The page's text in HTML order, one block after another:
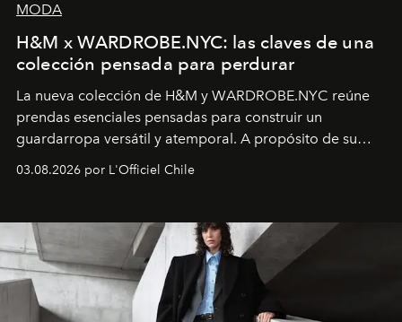
MODA
H&M x WARDROBE.NYC: las claves de una
colección pensada para perdurar
La nueva colección de H&M y WARDROBE.NYC reúne
prendas esenciales pensadas para construir un
guardarropa versátil y atemporal. A propósito de su
lanzamiento, los fundadores de la firma neoyorquina y
la asesora creativa y jefa de diseño global de la marca
y la filosofía detrás de la propuesta.
03.08.2026 por L'Officiel Chile